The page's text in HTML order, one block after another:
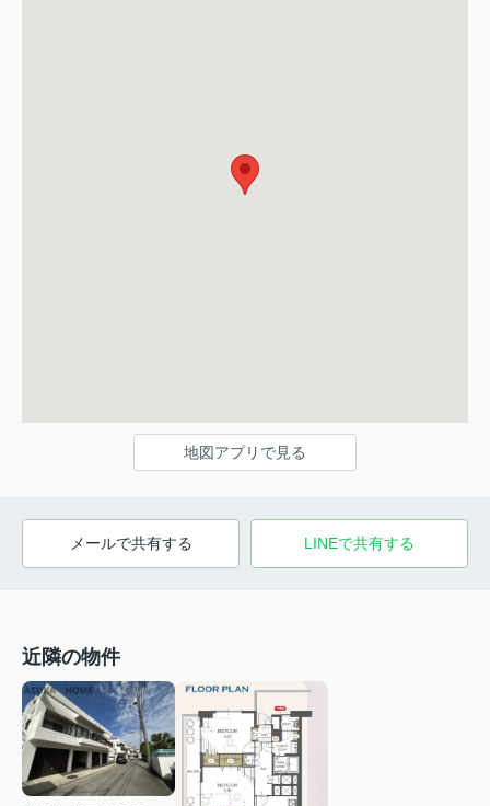
地図アプリで見る
メールで共有する LINEで共有する
近隣の物件